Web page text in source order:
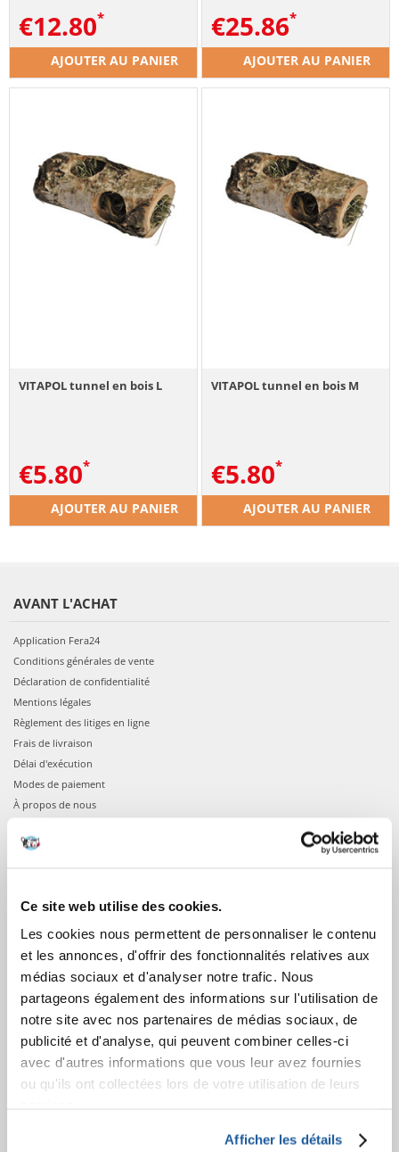
Ce site web utilise des cookies.
Les cookies nous permettent de personnaliser le contenu
et les annonces, d'offrir des fonctionnalités relatives aux
médias sociaux et d'analyser notre trafic. Nous
partageons également des informations sur l'utilisation de
notre site avec nos partenaires de médias sociaux, de
publicité et d'analyse, qui peuvent combiner celles-ci
avec d'autres informations que vous leur avez fournies
ou qu'ils ont collectées lors de votre utilisation de leurs
Afficher les détails
€12.80
AJOUTER AU PANIER
€25.86
AJOUTER AU PANIER
VITAPOL tunnel en bois L
€5.80
AJOUTER AU PANIER
VITAPOL tunnel en bois M
€5.80
AJOUTER AU PANIER
AVANT L'ACHAT
Application Fera24
Conditions générales de vente
Déclaration de confidentialité
Mentions légales
Règlement des litiges en ligne
Frais de livraison
Délai d'exécution
Modes de paiement
À propos de nous
COMMANDES
Connexion à votre compte
Informations sur la commande
Votre commande
APRÈS L'ACHAT
Factures
Garantie et service
Information sur le droit de rétractation